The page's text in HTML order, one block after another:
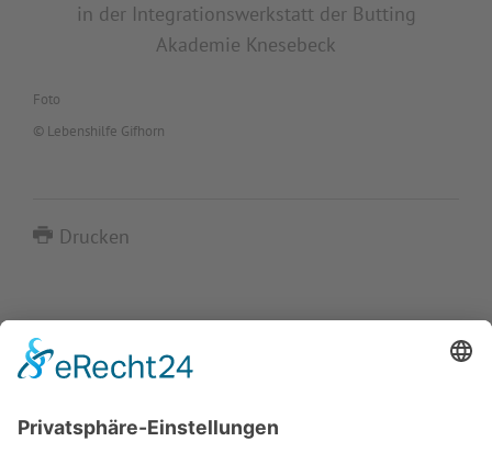
in der Integrationswerkstatt der Butting
Akademie Knesebeck
Foto
© Lebenshilfe Gifhorn
Drucken
IMPRESSUM